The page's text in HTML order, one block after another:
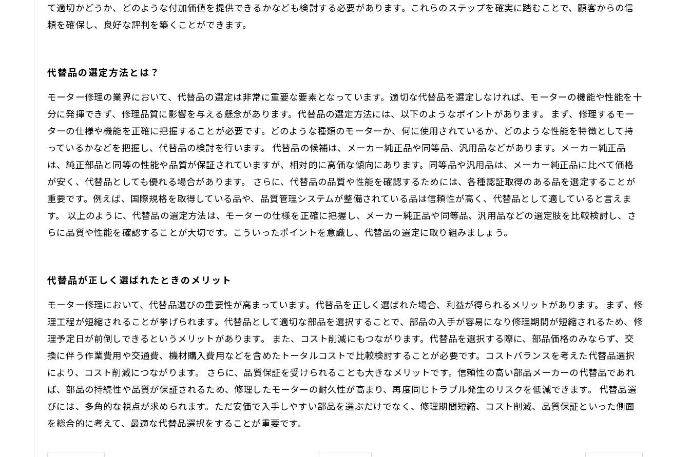
て適切かどうか、どのような付加価値を提供できるかなども検討する必要があります。これらのステップを確実に踏むことで、顧客からの信
頼を確保し、良好な評判を築くことができます。
代替品の選定方法とは？
モーター修理の業界において、代替品の選定は非常に重要な要素となっています。適切な代替品を選定しなければ、モーターの機能や性能を十
分に発揮できず、修理品質に影響を与える懸念があります。代替品の選定方法には、以下のようなポイントがあります。 まず、修理するモー
ターの仕様や機能を正確に把握することが必要です。どのような種類のモーターか、何に使用されているか、どのような性能を特徴として持
っているかなどを把握し、代替品の検討を行います。 代替品の候補は、メーカー純正品や同等品、汎用品などがあります。メーカー純正品
は、純正部品と同等の性能や品質が保証されていますが、相対的に高価な傾向にあります。同等品や汎用品は、メーカー純正品に比べて価格
が安く、代替品としても優れる場合があります。 さらに、代替品の品質や性能を確認するためには、各種認証取得のある品を選定することが
重要です。例えば、国際規格を取得している品や、品質管理システムが整備されている品は信頼性が高く、代替品として適していると言えま
す。 以上のように、代替品の選定方法は、モーターの仕様を正確に把握し、メーカー純正品や同等品、汎用品などの選定肢を比較検討し、さ
らに品質や性能を確認することが大切です。こういったポイントを意識し、代替品の選定に取り組みましょう。
代替品が正しく選ばれたときのメリット
モーター修理において、代替品選びの重要性が高まっています。代替品を正しく選ばれた場合、利益が得られるメリットがあります。 まず、修
理工程が短縮されることが挙げられます。代替品として適切な部品を選択することで、部品の入手が容易になり修理期間が短縮されるため、修
理予定日が前倒しできるというメリットがあります。 また、コスト削減にもつながります。代替品を選択する際に、部品価格のみならず、交
換に伴う作業費用や交通費、機材購入費用などを含めたトータルコストで比較検討することが必要です。コストバランスを考えた代替品選択
により、コスト削減につながります。 さらに、品質保証を受けられることも大きなメリットです。信頼性の高い部品メーカーの代替品であれ
ば、部品の持続性や品質が保証されるため、修理したモーターの耐久性が高まり、再度同じトラブル発生のリスクを低減できます。 代替品選
びには、多角的な視点が求められます。ただ安価で入手しやすい部品を選ぶだけでなく、修理期間短縮、コスト削減、品質保証といった側面
を総合的に考えて、最適な代替品選択をすることが重要です。